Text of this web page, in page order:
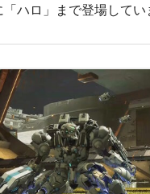
ハロ」まで登場してい